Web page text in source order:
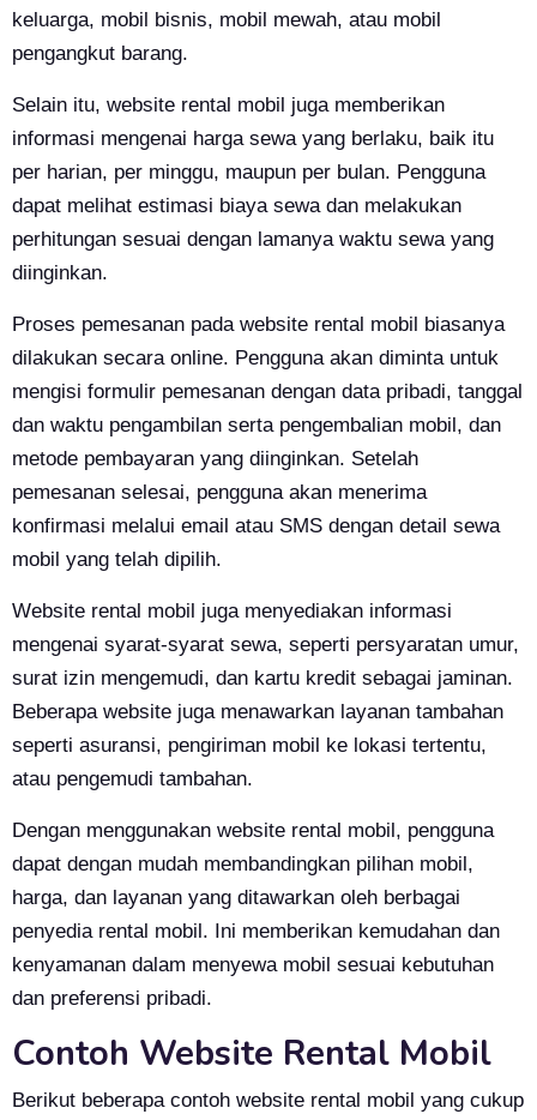
keluarga, mobil bisnis, mobil mewah, atau mobil
pengangkut barang.
Selain itu, website rental mobil juga memberikan
informasi mengenai harga sewa yang berlaku, baik itu
per harian, per minggu, maupun per bulan. Pengguna
dapat melihat estimasi biaya sewa dan melakukan
perhitungan sesuai dengan lamanya waktu sewa yang
diinginkan.
Proses pemesanan pada website rental mobil biasanya
dilakukan secara online. Pengguna akan diminta untuk
mengisi formulir pemesanan dengan data pribadi, tanggal
dan waktu pengambilan serta pengembalian mobil, dan
metode pembayaran yang diinginkan. Setelah
pemesanan selesai, pengguna akan menerima
konfirmasi melalui email atau SMS dengan detail sewa
mobil yang telah dipilih.
Website rental mobil juga menyediakan informasi
mengenai syarat-syarat sewa, seperti persyaratan umur,
surat izin mengemudi, dan kartu kredit sebagai jaminan.
Beberapa website juga menawarkan layanan tambahan
seperti asuransi, pengiriman mobil ke lokasi tertentu,
atau pengemudi tambahan.
Dengan menggunakan website rental mobil, pengguna
dapat dengan mudah membandingkan pilihan mobil,
harga, dan layanan yang ditawarkan oleh berbagai
penyedia rental mobil. Ini memberikan kemudahan dan
kenyamanan dalam menyewa mobil sesuai kebutuhan
dan preferensi pribadi.
Contoh Website Rental Mobil
Berikut beberapa contoh website rental mobil yang cukup